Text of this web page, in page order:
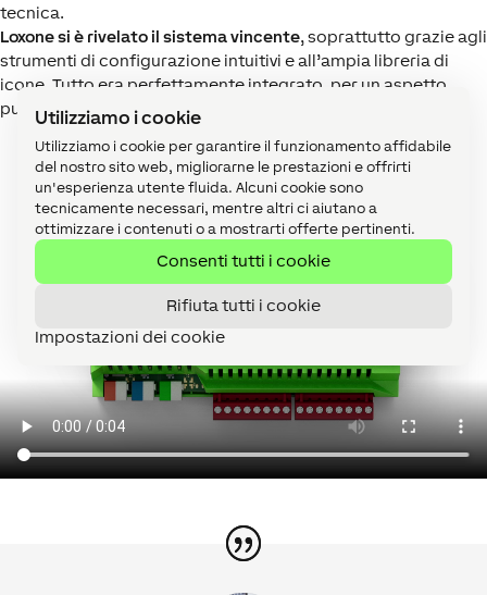
Utilizziamo i cookie
Utilizziamo i cookie per garantire il funzionamento affidabile
del nostro sito web, migliorarne le prestazioni e offrirti
un'esperienza utente fluida. Alcuni cookie sono
tecnicamente necessari, mentre altri ci aiutano a
ottimizzare i contenuti o a mostrarti offerte pertinenti.
Consenti tutti i cookie
Rifiuta tutti i cookie
Impostazioni dei cookie
tecnica.
Loxone si è rivelato il sistema vincente, soprattutto grazie agli
strumenti di configurazione intuitivi e all’ampia libreria di
icone. Tutto era perfettamente integrato, per un aspetto
pulito e professionale.